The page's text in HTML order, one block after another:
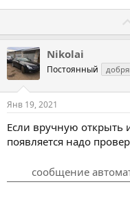
Nikolai
Постоянный
Янв 19, 2021
Если вручную открыть
появляется надо
сообщение